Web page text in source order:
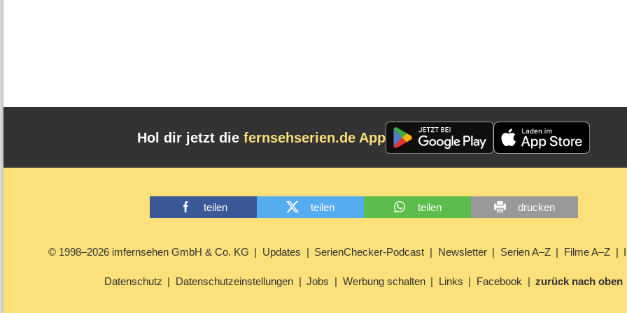
Hol dir jetzt die fernsehserien.de App
teilen teilen teilen drucken
© 1998–2026 imfernsehen GmbH & Co. KG Updates SerienChecker-Podcast Newsletter Serien A–Z Filme A–Z
Datenschutz Datenschutzeinstellungen Jobs Werbung schalten Links Facebook zurück nach oben